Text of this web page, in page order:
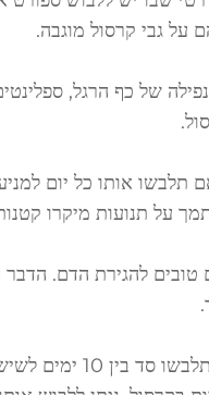
על גבי קרסול מוגבה.
של כף הרגל,
אותו כל יום
על תנועות מיקרו
טובים להגירת הדם.
עניין של ימים או שבועות.